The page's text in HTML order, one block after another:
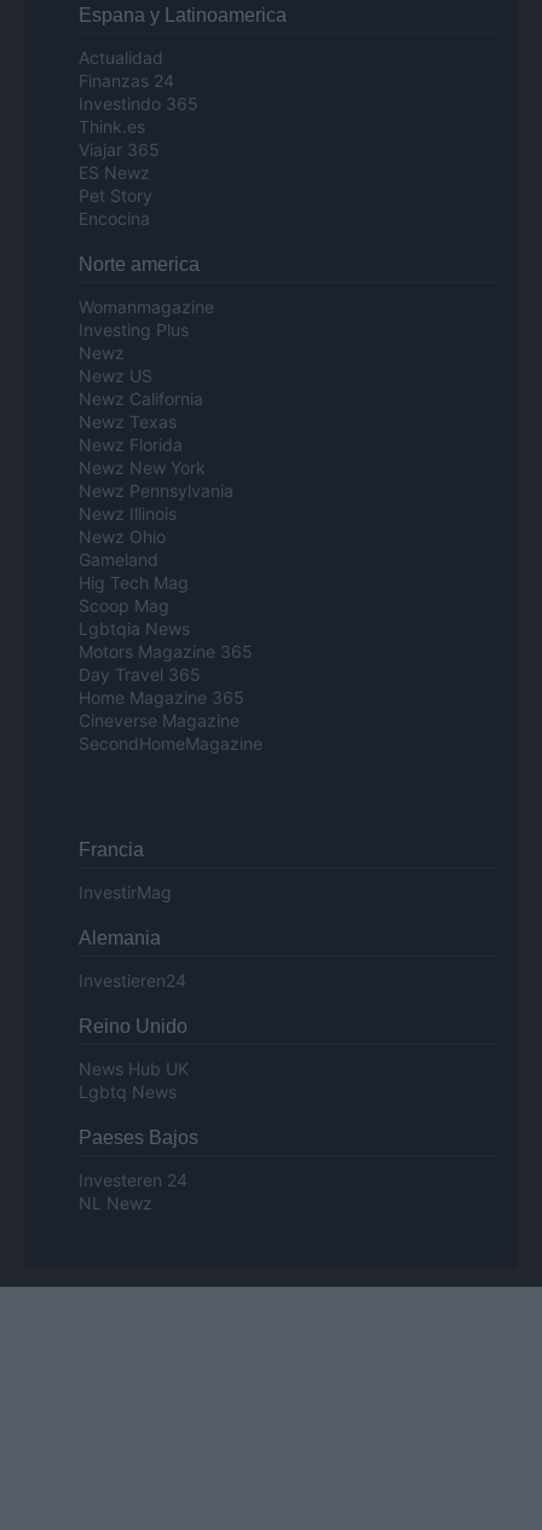
Espana y Latinoamerica
Actualidad
Finanzas 24
Investindo 365
Think.es
Viajar 365
ES Newz
Pet Story
Encocina
Norte america
Womanmagazine
Investing Plus
Newz
Newz US
Newz California
Newz Texas
Newz Florida
Newz New York
Newz Pennsylvania
Newz Illinois
Newz Ohio
Gameland
Hig Tech Mag
Scoop Mag
Lgbtqia News
Motors Magazine 365
Day Travel 365
Home Magazine 365
Cineverse Magazine
SecondHomeMagazine
Francia
InvestirMag
Alemania
Investieren24
Reino Unido
News Hub UK
Lgbtq News
Paeses Bajos
Investeren 24
NL Newz